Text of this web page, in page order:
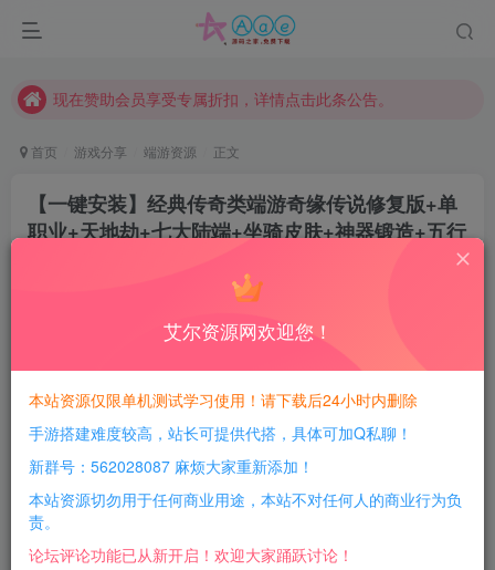
本站一律禁止以任何方式发布或转载任何违法的相关信息，访客发现请向站长举报
请勿相信任何评论区广告！以免上当受骗！
首页 游戏分享 端游资源 正文
【一键安装】经典传奇类端游奇缘传说修复版+单
职业+天地劫+七大陆端+坐骑皮肤+神器锻造+五行
每日活跃最高可获得600积分！所有资源可以使用
积分免费兑换！
游戏介绍：
艾尔资源网欢迎您！
本站资源仅限单机测试学习使用！请下载后24小时内删除
手游搭建难度较高，站长可提供代搭，具体可加Q私聊！
新群号：562028087 麻烦大家重新添加！
本站资源切勿用于任何商业用途，本站不对任何人的商业行为负
责。
论坛评论功能已从新开启！欢迎大家踊跃讨论！